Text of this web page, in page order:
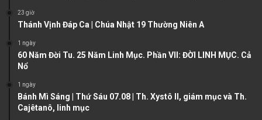
p
g
23 giờ
Thánh Vịnh Đáp Ca | Chúa Nhật 19 Thường Niên A
1 ngày
60 Năm Đời Tu. 25 Năm Linh Mục. Phần VII: ĐỜI LINH MỤC. Cả
Nổ
1 ngày
Bánh Mì Sáng | Thứ Sáu 07.08 | Th. Xystô II, giám mục và Th.
Cajêtanô, linh mục